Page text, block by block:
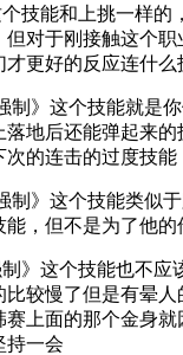
技能和上挑一样的
但对于刚接触这个职
才更好的反应连什么
制》这个技能就是
落地后还能弹起来
次的连击的过度技能
制》这个技能类似
，但不是为了他的
》这个技能也不应
比较慢了但是有晕
赛上面的那个金身
持一会